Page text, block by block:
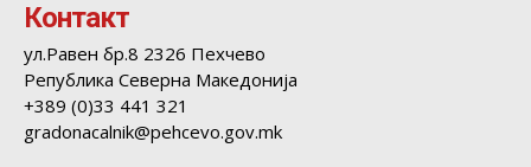
Контакт
ул.Равен бр.8 2326 Пехчево
Република Северна Македонија
+389 (0)33 441 321
gradonacalnik@pehcevo.gov.mk